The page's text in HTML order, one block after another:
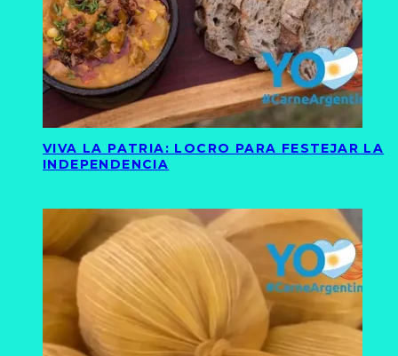
VIVA LA PATRIA: LOCRO PARA FESTEJAR LA
INDEPENDENCIA